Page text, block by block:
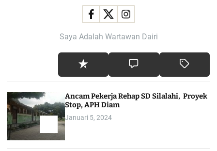
Saya Adalah Wartawan Dairi
Ancam Pekerja Rehap SD Silalahi, Proyek
Stop, APH Diam
Januari 5, 2024